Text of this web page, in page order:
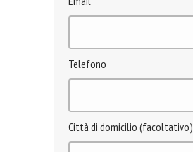
Telefono
Città di domicilio (facoltativo)